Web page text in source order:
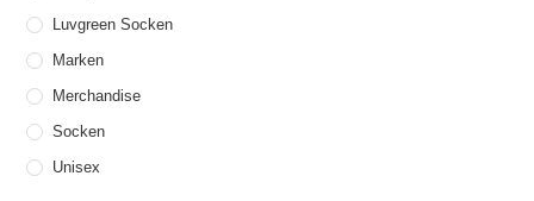
Luvgreen Socken
Marken
Merchandise
Socken
Unisex